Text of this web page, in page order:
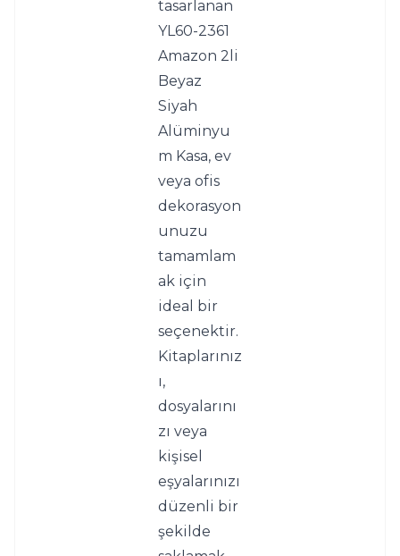
tasarlanan
YL60-2361
Amazon 2li
Beyaz
Siyah
Alüminyu
m Kasa, ev
veya ofis
dekorasyon
unuzu
tamamlam
ak için
ideal bir
seçenektir.
Kitaplarınız
ı,
dosyalarını
zı veya
kişisel
eşyalarınızı
düzenli bir
şekilde